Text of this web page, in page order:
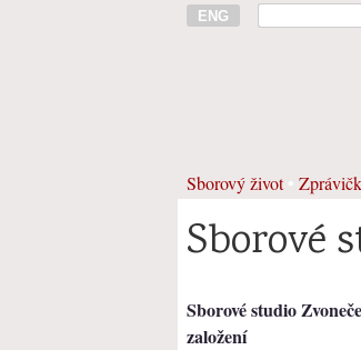
ENG
Sborový život•
Sborové
Sborové studio
založení